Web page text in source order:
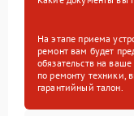
На этапе приема
ремонт вам будет
обязательств на
по ремонту техники,
гарантийный талон.